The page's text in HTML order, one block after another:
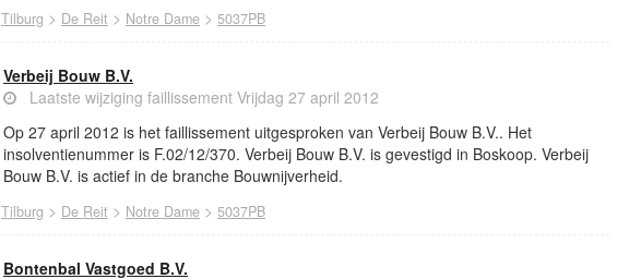
Tilburg > De Reit > Notre Dame > 5037PB
Verbeij Bouw B.V.
Laatste wijziging faillissement Vrijdag 27 april 2012
Op 27 april 2012 is het faillissement uitgesproken van Verbeij Bouw B.V.. Het
insolventienummer is F.02/12/370. Verbeij Bouw B.V. is gevestigd in Boskoop. Verbeij
Bouw B.V. is actief in de branche Bouwnijverheid.
Tilburg > De Reit > Notre Dame > 5037PB
Bontenbal Vastgoed B.V.